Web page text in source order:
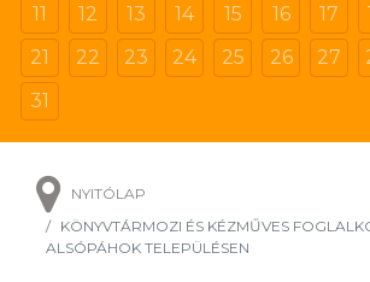
11
12 13 14 15 16 17
21
22 23 24 25 26 27
31
NYITÓLAP
KÖNYVTÁRMOZI ÉS KÉZMŰVES
ALSÓPÁHOK TELEPÜLÉSEN